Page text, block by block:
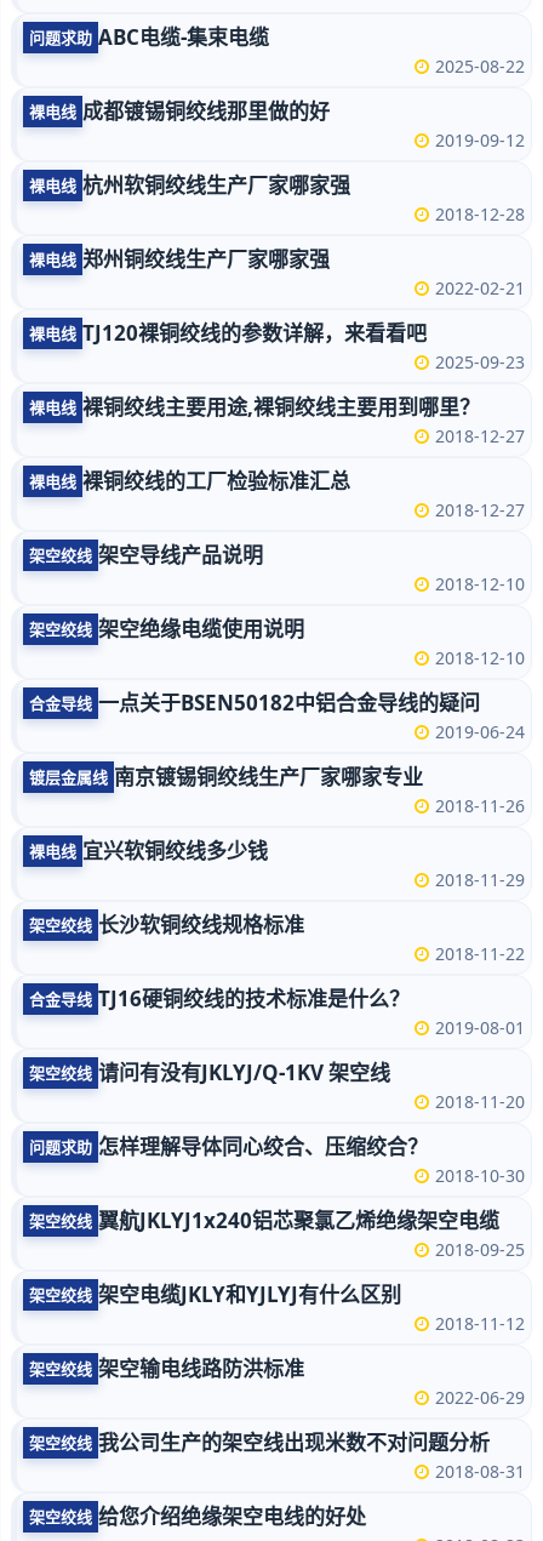
问题求助 ABC电缆-集束电缆
2025-08-22
裸电线 成都镀锡铜绞线那里做的好
2019-09-12
裸电线 杭州软铜绞线生产厂家哪家强
2018-12-28
裸电线 郑州铜绞线生产厂家哪家强
2022-02-21
裸电线 TJ120裸铜绞线的参数详解，来看看吧
2025-09-23
裸电线 裸铜绞线主要用途,裸铜绞线主要用到哪里？
2018-12-27
裸电线 裸铜绞线的工厂检验标准汇总
2018-12-27
架空绞线 架空导线产品说明
2018-12-10
架空绞线 架空绝缘电缆使用说明
2018-12-10
合金导线 一点关于BSEN50182中铝合金导线的疑问
2019-06-24
镀层金属线 南京镀锡铜绞线生产厂家哪家专业
2018-11-26
裸电线 宜兴软铜绞线多少钱
2018-11-29
架空绞线 长沙软铜绞线规格标准
2018-11-22
合金导线 TJ16硬铜绞线的技术标准是什么？
2019-08-01
架空绞线 请问有没有JKLYJ/Q-1KV 架空线
2018-11-20
问题求助 怎样理解导体同心绞合、压缩绞合？
2018-10-30
架空绞线 翼航JKLYJ1x240铝芯聚氯乙烯绝缘架空电缆
2018-09-25
架空绞线 架空电缆JKLY和YJLYJ有什么区别
2018-11-12
架空绞线 架空输电线路防洪标准
2022-06-29
架空绞线 我公司生产的架空线出现米数不对问题分析
2018-08-31
架空绞线 给您介绍绝缘架空电线的好处